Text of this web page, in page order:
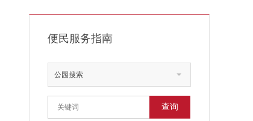
便民服务指南
公园搜索
查询